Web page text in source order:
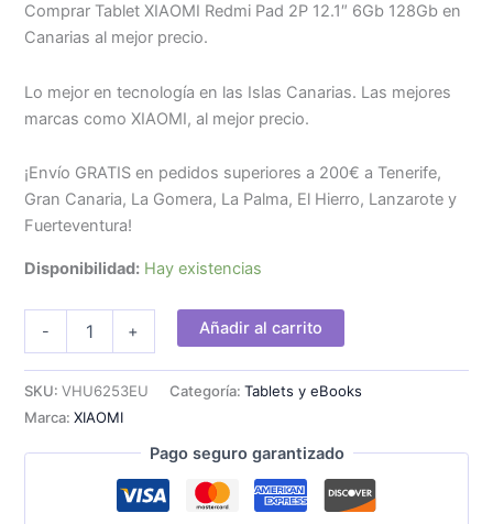
Comprar Tablet XIAOMI Redmi Pad 2P 12.1″ 6Gb 128Gb en
Canarias al mejor precio.
Lo mejor en tecnología en las Islas Canarias. Las mejores
marcas como XIAOMI, al mejor precio.
¡Envío GRATIS en pedidos superiores a 200€ a Tenerife,
Gran Canaria, La Gomera, La Palma, El Hierro, Lanzarote y
Fuerteventura!
Disponibilidad: Hay existencias
-
Pad
12.1"
6Gb
+ Añadir al carrito
SKU:VHU6253EU Categoría:Tablets y eBooks
Marca:XIAOMI
Pago seguro garantizado